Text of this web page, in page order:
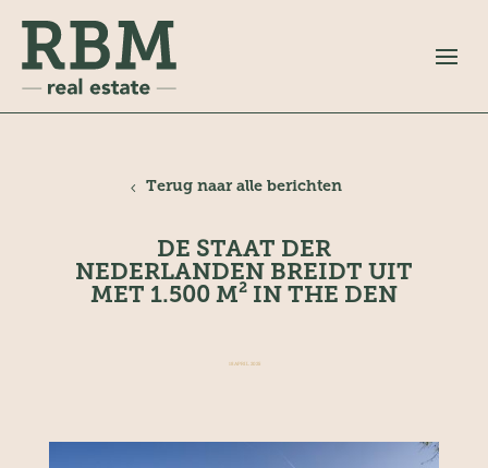
Terug naar alle berichten
DE STAAT DER
NEDERLANDEN BREIDT UIT
MET 1.500 M² IN THE DEN
18 APRIL 2025